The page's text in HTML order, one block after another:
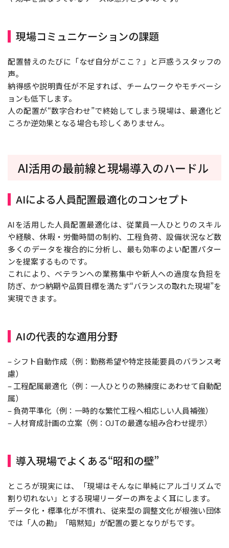
現場コミュニケーションの課題
配置替えのたびに「なぜ自分がここ？」と戸惑うスタッフの
声。
納得感や説明責任が不足すれば、チームワークやモチベーシ
ョンも低下します。
人の配置が“数字合わせ”で終始してしまう現場は、最適化ど
ころか逆効果となる場合も珍しくありません。
AI活用の最前線と現場導入のハードル
AIによる人員配置最適化のコンセプト
AIを活用した人員配置最適化は、従業員一人ひとりのスキル
や経験、休暇・労働時間の制約、工程負荷、設備状況など数
多くのデータを複合的に分析し、最も効率のよい配置パター
ンを提案するものです。
これにより、ベテランへの業務集中や新人への過度な負担を
防ぎ、かつ納期や品質目標を満たす“バランスの取れた現場”を
実現できます。
AIの代表的な適用分野
– シフト自動作成（例：勤務希望や特定技能要員のバランス考
慮）
– 工程配属最適化（例：一人ひとりの熟練度にあわせて自動配
属）
– 負荷平準化（例：一時的な繁忙工程へ相応しい人員補強）
– 人材育成計画の立案（例：OJTの最適な組み合わせ提示）
導入現場でよくある“昭和の壁”
ところが現実には、「現場はそんなに単純にアルゴリズムで
割り切れない」とする現場リーダーの声をよく耳にします。
データ化・標準化が不慣れ、従来型の調整文化が根強い団体
では「人の勘」「暗黙知」が配置の要となりがちです。